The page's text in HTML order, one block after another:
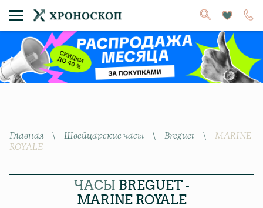
Главная \ Швейцарские часы \ Breguet \ MARINE
ROYALE
ЧАСЫ BREGUET -
MARINE ROYALE